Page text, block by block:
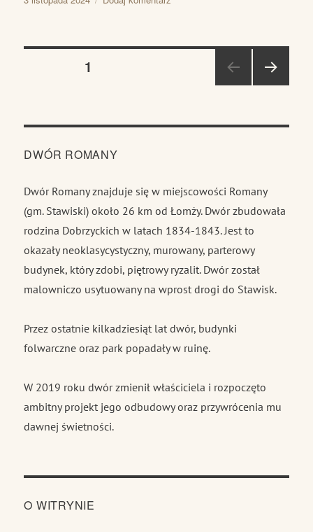
miesiącu
Stronicowanie
STRONA1
STR
DWÓR ROMANY
Dwór Romany znajduje się w miejscowości Romany
(gm. Stawiski) około 26 km od Łomży. Dwór zbudowała
rodzina Dobrzyckich w latach 1834-1843. Jest to
okazały neoklasycystyczny, murowany, parterowy
budynek, który zdobi, piętrowy ryzalit. Dwór został
malowniczo usytuowany na wprost drogi do Stawisk.
Przez ostatnie kilkadziesiąt lat dwór, budynki
folwarczne oraz park popadały w ruinę.
W 2019 roku dwór zmienił właściciela i rozpoczęto
ambitny projekt jego odbudowy oraz przywrócenia mu
dawnej świetności.
O WITRYNIE